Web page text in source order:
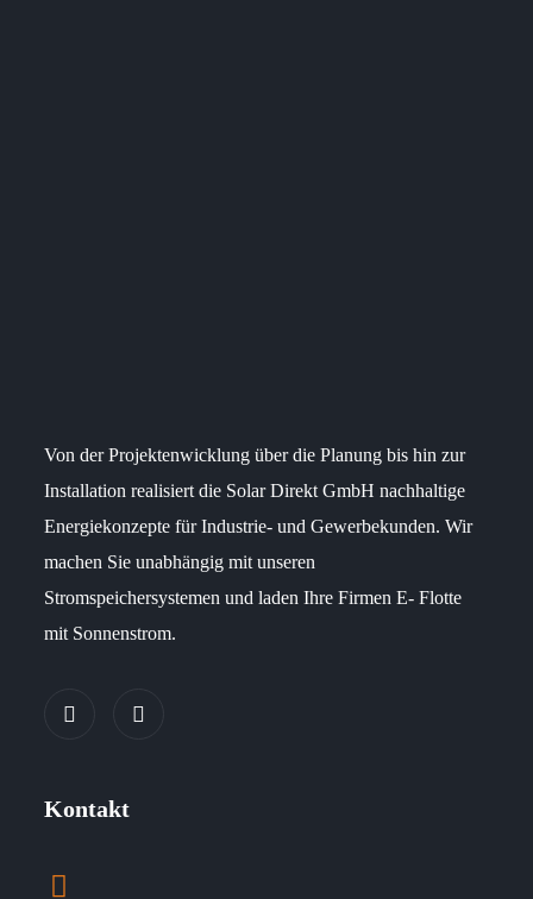
Von der Projektenwicklung über die Planung bis hin zur
Installation realisiert die Solar Direkt GmbH nachhaltige
Energiekonzepte für Industrie- und Gewerbekunden. Wir
machen Sie unabhängig mit unseren
Stromspeichersystemen und laden Ihre Firmen E- Flotte
mit Sonnenstrom.
Kontakt